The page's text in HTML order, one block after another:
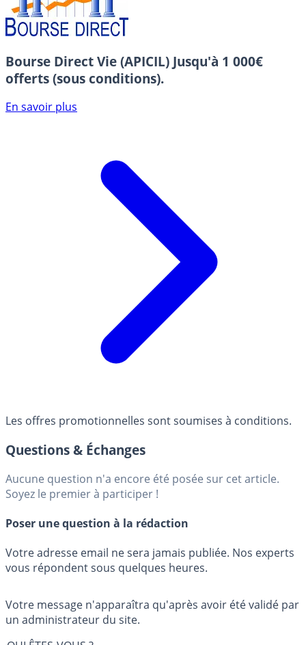
Bourse Direct Vie (APICIL) Jusqu'à 1 000€
offerts (sous conditions).
En savoir plus
Les offres promotionnelles sont soumises à conditions.
Questions & Échanges
Aucune question n'a encore été posée sur cet article.
Soyez le premier à participer !
Poser une question à la rédaction
Votre adresse email ne sera jamais publiée. Nos experts
vous répondent sous quelques heures.
Votre message n'apparaîtra qu'après avoir été validé par
un administrateur du site.